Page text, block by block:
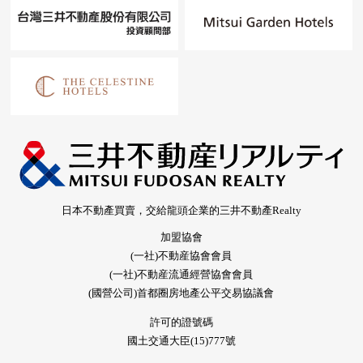
日本不動產買賣，交給龍頭企業的三井不動產Realty
加盟協會
(一社)不動産協會會員
(一社)不動産流通經營協會會員
(國營公司)首都圈房地產公平交易協議會
許可的證號碼
國土交通大臣(15)777號